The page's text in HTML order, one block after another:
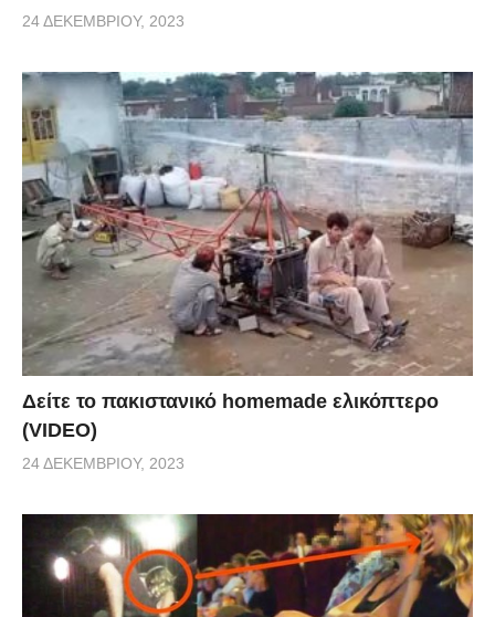
24 ΔΕΚΕΜΒΡΊΟΥ, 2023
Δείτε το πακιστανικό homemade ελικόπτερο
(VIDEO)
24 ΔΕΚΕΜΒΡΊΟΥ, 2023